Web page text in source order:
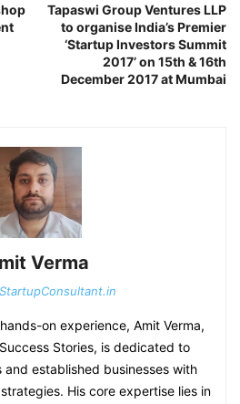
Tapaswi Group Ventures LLP
to organise India’s Premier
‘Startup Investors Summit
2017’ on 15th & 16th
December 2017 at Mumbai
Verma
on experience, Amit Verma,
Stories, is dedicated to
established businesses with
His core expertise lies in